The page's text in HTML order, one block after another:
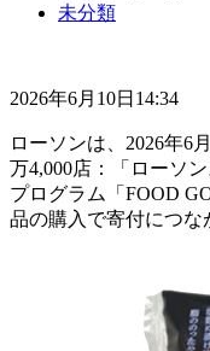
未分類
2026年6月10日14:34
ローソンは、2026年6
万4,000店：「ローソ
プログラム「FOOD
品の購入で寄付につな